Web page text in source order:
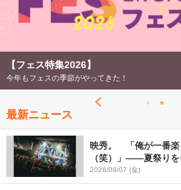
【フェス特集2026】
今年もフェスの季節がやってきた！
最新ニュース
映秀。 「俺が一番楽
（笑）」――夏祭りを
ペシャルライブ『色祭
2026/08/07 (金)